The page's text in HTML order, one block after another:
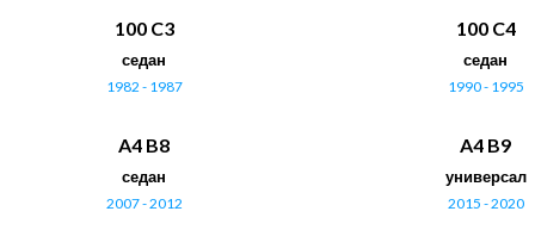
100 C3
седан
1982 - 1987
100 C4
седан
1990 - 1995
A4 B8
седан
2007 - 2012
A4 B9
универсал
2015 - 2020